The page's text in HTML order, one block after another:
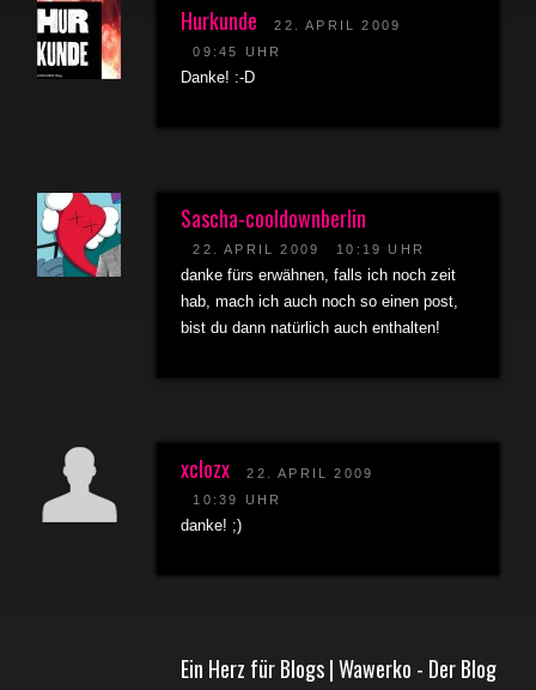
Hurkunde
22. APRIL 2009
09:45 UHR
Danke! :-D
Sascha-cooldownberlin
22. APRIL 2009 10:19 UHR
danke fürs erwähnen, falls ich noch zeit
hab, mach ich auch noch so einen post,
bist du dann natürlich auch enthalten!
xclozx
22. APRIL 2009
10:39 UHR
danke! ;)
Ein Herz für Blogs | Wawerko - Der Blog